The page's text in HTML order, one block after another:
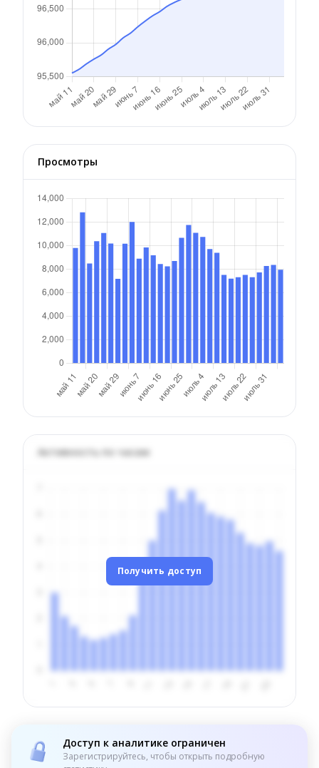
Просмотры
Активность по часам
Получить доступ
Доступ к аналитике ограничен
Зарегистрируйтесь, чтобы открыть подробную